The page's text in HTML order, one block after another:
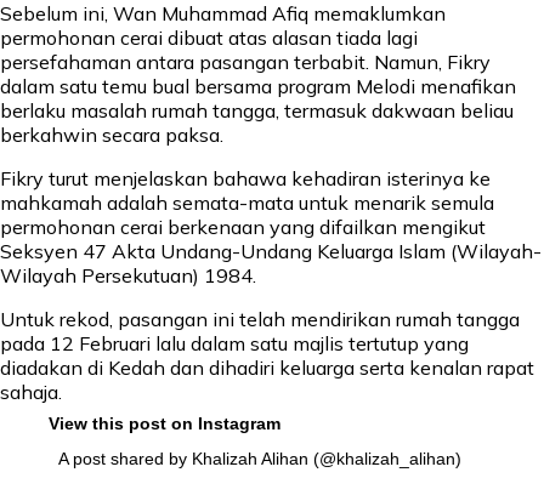
Sebelum ini, Wan Muhammad Afiq memaklumkan
permohonan cerai dibuat atas alasan tiada lagi
persefahaman antara pasangan terbabit. Namun, Fikry
dalam satu temu bual bersama program Melodi menafikan
berlaku masalah rumah tangga, termasuk dakwaan beliau
berkahwin secara paksa.
Fikry turut menjelaskan bahawa kehadiran isterinya ke
mahkamah adalah semata-mata untuk menarik semula
permohonan cerai berkenaan yang difailkan mengikut
Seksyen 47 Akta Undang-Undang Keluarga Islam (Wilayah-
Wilayah Persekutuan) 1984.
Untuk rekod, pasangan ini telah mendirikan rumah tangga
pada 12 Februari lalu dalam satu majlis tertutup yang
diadakan di Kedah dan dihadiri keluarga serta kenalan rapat
sahaja.
View this post on Instagram
A post shared by Khalizah Alihan (@khalizah_alihan)